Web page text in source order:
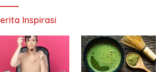
Inspirasi